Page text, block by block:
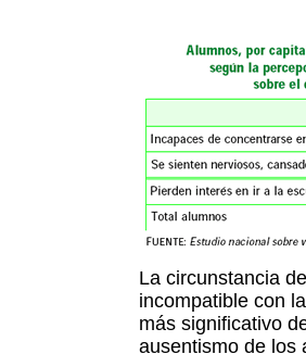
La circunstancia
incompatible con
más significativo
ausentismo de los